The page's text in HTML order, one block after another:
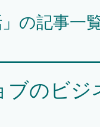
」の記事一
ブのビジ